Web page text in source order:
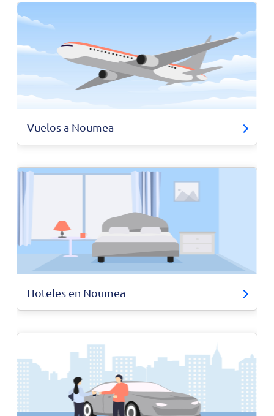
Vuelos a Noumea
Hoteles en Noumea